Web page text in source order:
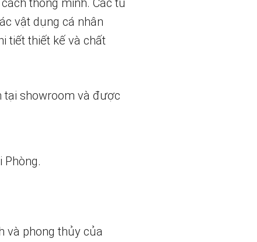
thông minh. Các tủ
vật dụng cá nhân
tiết thiết kế và chất
tại showroom và được
Phòng.
và phong thủy của